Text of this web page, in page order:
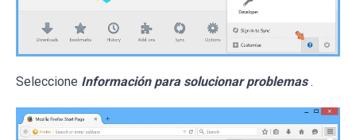
Seleccione Información para solucionar problemas .